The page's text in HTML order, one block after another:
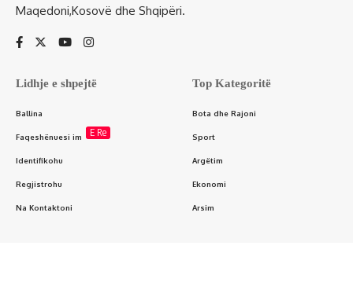
Maqedoni,Kosovë dhe Shqipëri.
Lidhje e shpejtë
Ballina
Faqeshënuesi im E Re
Identifikohu
Regjistrohu
Na Kontaktoni
Top Kategoritë
Bota dhe Rajoni
Sport
Argëtim
Ekonomi
Arsim